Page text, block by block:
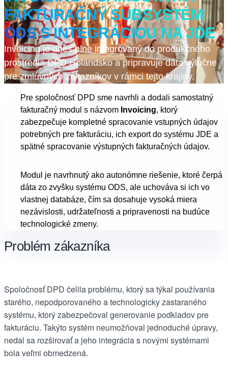
FAKTURAČNÝ SUBSYSTÉM
ODS S INTEGRÁCIOU NA JDE
Invoicing je dnes plne integrovaný do produkčného
prostredia DPD Holandsko a pripravuje dáta výlučne
pre zmluvných zákazníkov v rámci tejto krajiny.
Pre spoločnosť DPD sme navrhli a dodali samostatný
fakturačný modul s názvom Invoicing, ktorý
zabezpečuje kompletné spracovanie vstupných údajov
potrebných pre fakturáciu, ich export do systému JDE a
spätné spracovanie výstupných fakturačných údajov.
Modul je navrhnutý ako autonómne riešenie, ktoré čerpá
dáta zo zvyšku systému ODS, ale uchováva si ich vo
vlastnej databáze, čím sa dosahuje vysoká miera
nezávislosti, udržateľnosti a pripravenosti na budúce
technologické zmeny.
Problém zákazníka
Spoločnosť DPD čelila problému, ktorý sa týkal používania
starého, nepodporovaného a technologicky zastaraného
systému, ktorý zabezpečoval generovanie podkladov pre
fakturáciu. Takýto systém neumožňoval jednoduché úpravy,
nedal sa rozširovať a jeho integrácia s novými systémami
bola veľmi obmedzená.